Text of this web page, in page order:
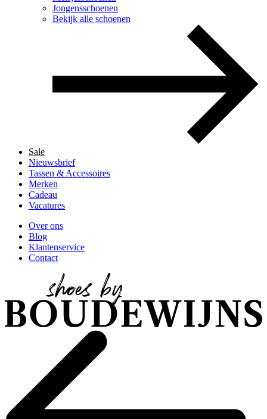
Jongensschoenen
Bekijk alle schoenen
Sale
Nieuwsbrief
Tassen & Accessoires
Merken
Cadeau
Vacatures
Over ons
Blog
Klantenservice
Contact